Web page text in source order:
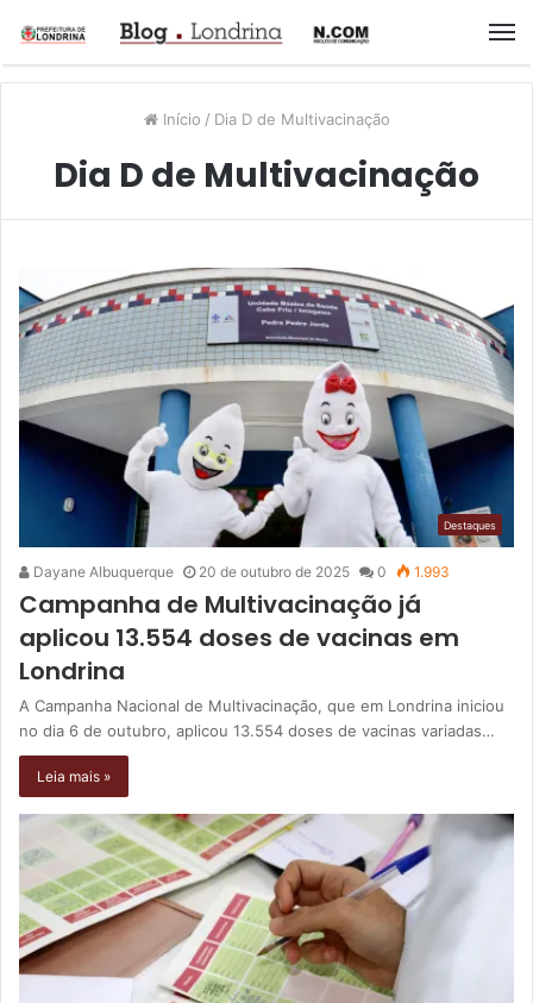
Início / Dia D de Multivacinação
Dia D de Multivacinação
Destaques
Dayane Albuquerque 20 de outubro de 2025 0 1.993
Campanha de Multivacinação já
aplicou 13.554 doses de vacinas em
Londrina
A Campanha Nacional de Multivacinação, que em Londrina iniciou
no dia 6 de outubro, aplicou 13.554 doses de vacinas variadas…
Leia mais »